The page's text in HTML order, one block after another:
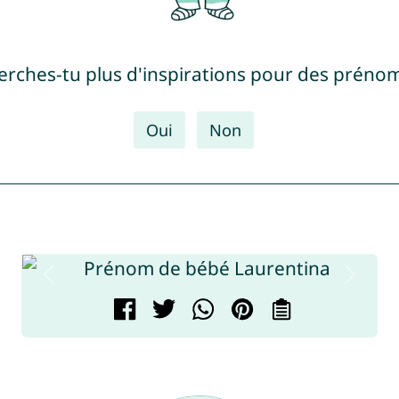
tu plus d'inspirations pour des
Oui Non